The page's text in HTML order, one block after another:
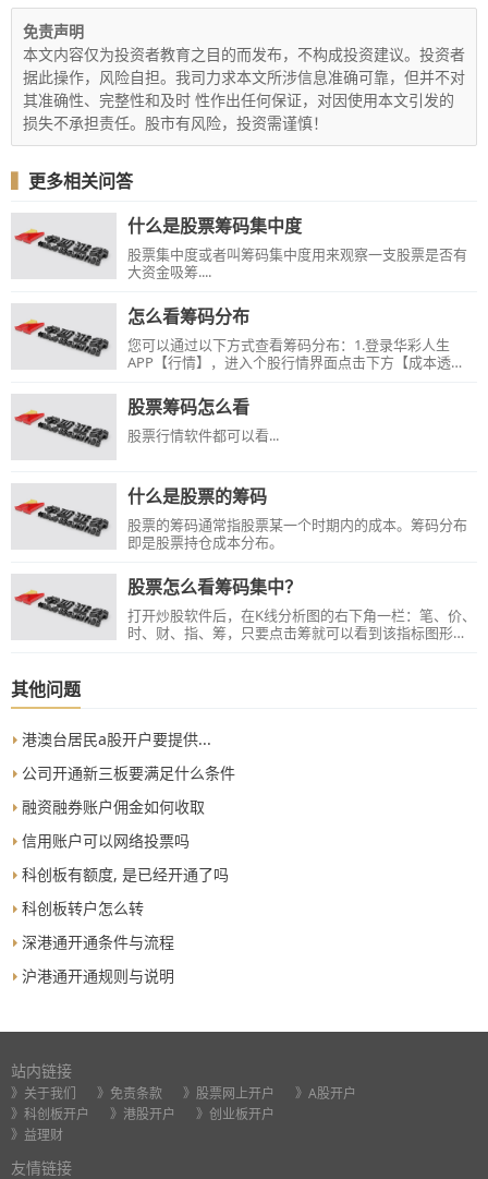
免责声明
本文内容仅为投资者教育之目的而发布，不构成投资建议。投资者
据此操作，风险自担。我司力求本文所涉信息准确可靠，但并不对
其准确性、完整性和及时 性作出任何保证，对因使用本文引发的
损失不承担责任。股市有风险，投资需谨慎！
▍ 更多相关问答
什么是股票筹码集中度
股票集中度或者叫筹码集中度用来观察一支股票是否有
大资金吸筹....
怎么看筹码分布
您可以通过以下方式查看筹码分布：1.登录华彩人生
APP【行情】，进入个股行情界面点击下方【成本透
生1点通进入个股K线图界面点击右下角的【筹】即可查
看。
股票筹码怎么看
股票行情软件都可以看...
什么是股票的筹码
股票的筹码通常指股票某一个时期内的成本。筹码分布
即是股票持仓成本分布。
股票怎么看筹码集中？
打开炒股软件后，在K线分析图的右下角一栏：笔、价、
时、财、指、筹，只要点击筹就可以看到该指标图形
其他问题
港澳台居民a股开户要提供...
公司开通新三板要满足什么条件
融资融券账户佣金如何收取
信用账户可以网络投票吗
科创板有额度, 是已经开通了吗
科创板转户怎么转
深港通开通条件与流程
沪港通开通规则与说明
站内链接
》关于我们 》免责条款 》股票网上开户
》A股开户
》科创板开户
》港股开户
》创业板开户
》益理财
友情链接